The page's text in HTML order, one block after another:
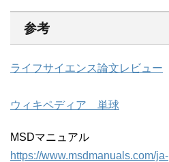
参考
ライフサイエンス論文レビュー
ウィキペディア 単球
MSDマニュアル
https://www.msdmanuals.com/ja-